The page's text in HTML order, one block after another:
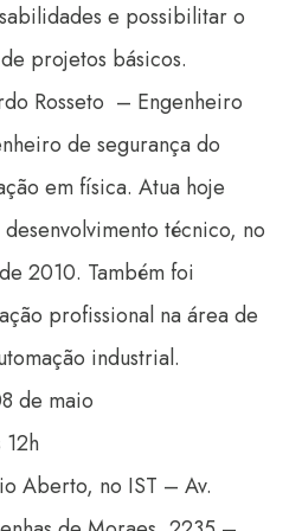
e possibilitar o
projetos básicos.
Rosseto – Engenheiro
de segurança do
em física. Atua hoje
técnico, no
2010. Também foi
profissional na área de
industrial.
de maio
12h
Aberto, no IST – Av.